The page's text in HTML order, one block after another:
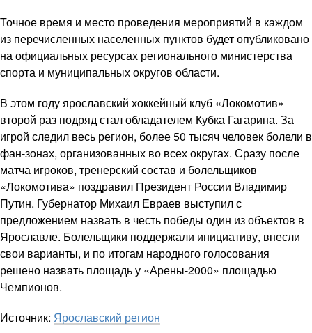
Точное время и место проведения мероприятий в каждом
из перечисленных населенных пунктов будет опубликовано
на официальных ресурсах регионального министерства
спорта и муниципальных округов области.
В этом году ярославский хоккейный клуб «Локомотив»
второй раз подряд стал обладателем Кубка Гагарина. За
игрой следил весь регион, более 50 тысяч человек болели в
фан-зонах, организованных во всех округах. Сразу после
матча игроков, тренерский состав и болельщиков
«Локомотива» поздравил Президент России Владимир
Путин. Губернатор Михаил Евраев выступил с
предложением назвать в честь победы один из объектов в
Ярославле. Болельщики поддержали инициативу, внесли
свои варианты, и по итогам народного голосования
решено назвать площадь у «Арены-2000» площадью
Чемпионов.
Источник: Ярославский регион